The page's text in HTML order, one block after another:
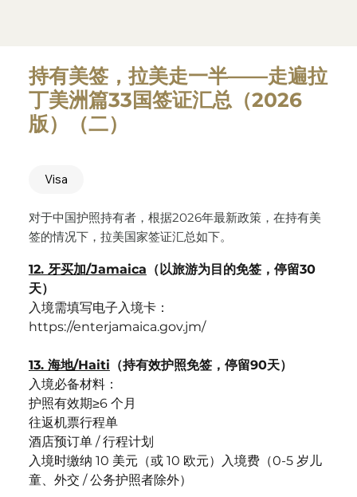
Visa
对于中国护照持有者，根据2026年最新政策，在持有美
签的情况下，拉美国家签证汇总如下。
12. 牙买加/Jamaica （以旅游为目的免签，停留30
入境需填写电子入境卡：
https://enterjamaica.gov.jm/
13. 海地/Haiti
入境必备材料：
护照有效期≥6 个月
往返机票行程单
酒店预订单 / 行程计划
入境时缴纳 10 美元（或 10 欧元）入境费（0-5 岁儿
童、外交 / 公务护照者除外）
持有美签，拉美走一半——走遍拉
丁美洲篇33国签证汇总（2026
版）（二）